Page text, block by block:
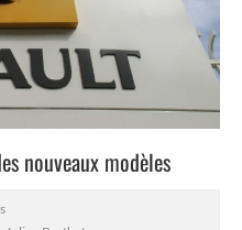
nouveaux modèles